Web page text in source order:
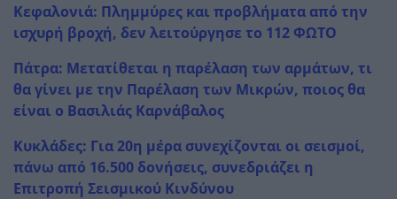
Κεφαλονιά: Πλημμύρες και προβλήματα από την
ισχυρή βροχή, δεν λειτούργησε το 112 ΦΩΤΟ
Πάτρα: Μετατίθεται η παρέλαση των αρμάτων, τι
θα γίνει με την Παρέλαση των Μικρών, ποιος θα
είναι ο Βασιλιάς Καρνάβαλος
Κυκλάδες: Για 20η μέρα συνεχίζονται οι σεισμοί,
πάνω από 16.500 δονήσεις, συνεδριάζει η
Επιτροπή Σεισμικού Κινδύνου